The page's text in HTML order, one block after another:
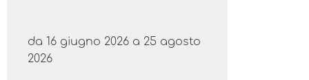
da 16 giugno 2026 a 25 agosto
2026